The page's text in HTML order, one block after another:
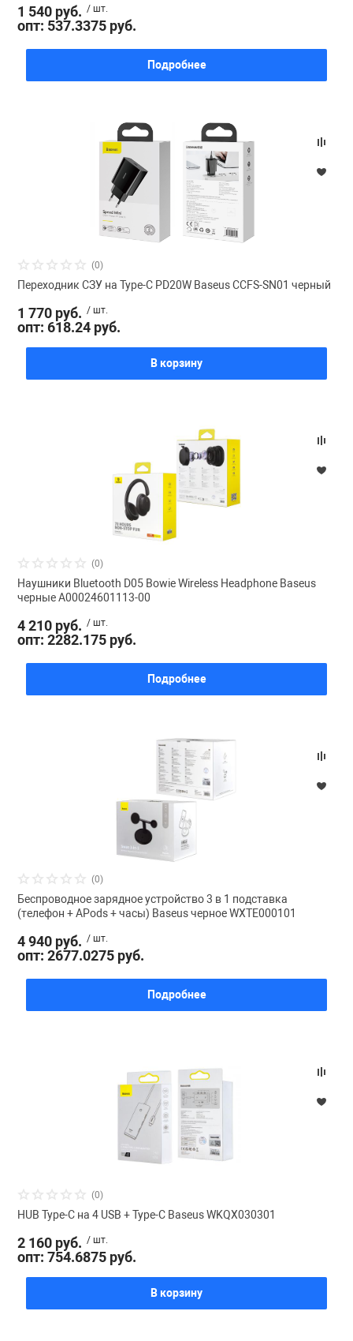
1 540 руб. / шт.
опт: 537.3375 руб.
Подробнее
(0)
Переходник СЗУ на Type-C PD20W Baseus CCFS-SN01 черный
1 770 руб. / шт.
опт: 618.24 руб.
В корзину
(0)
Наушники Bluetooth D05 Bowie Wireless Headphone Baseus
черные A00024601113-00
4 210 руб. / шт.
опт: 2282.175 руб.
Подробнее
(0)
Беспроводное зарядное устройство 3 в 1 подставка
(телефон + APods + часы) Baseus черное WXTE000101
4 940 руб. / шт.
опт: 2677.0275 руб.
Подробнее
(0)
HUB Type-C на 4 USB + Type-C Baseus WKQX030301
2 160 руб. / шт.
опт: 754.6875 руб.
В корзину